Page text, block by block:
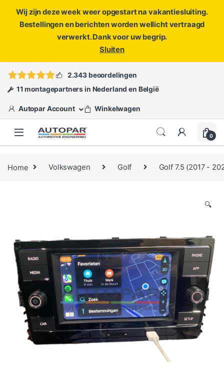
Wij zijn deze week weer opgestart na vakantiesluiting.
Bestellingen en berichten worden wellicht vertraagd
verwerkt. Dank voor uw begrip.
Sluiten
ofopen een ticket
2.343 beoordelingen
11 montagepartners in Nederland en België
Autopar Account Winkelwagen
0
Home Volkswagen Golf Golf 7.5 (2017 -
🔍